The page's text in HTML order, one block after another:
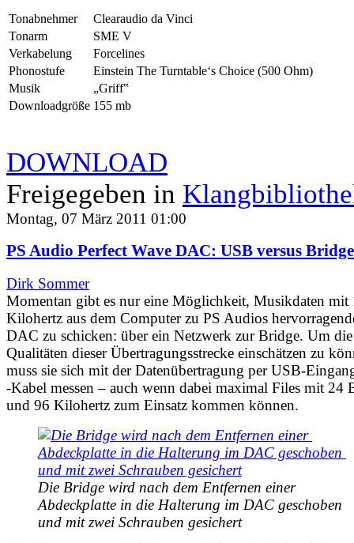
Tonabnehmer
Clearaudio da Vinci
Tonarm
SME V
Verkabelung
Forcelines
Phonostufe
Einstein The Turntable‘s Choice (500 Ohm)
Musik
„Griff‟
Downloadgröße 155 mb
DOWNLOAD
Freigegeben in
Montag, 07 März 2011 01:00
PS Audio Perfect Wave DAC: USB versus Bridge
Dirk Sommer
Momentan gibt es nur eine Möglichkeit, Musikdaten mit
Kilohertz aus dem Computer zu PS Audios
DAC zu schicken: über ein Netzwerk zur Bridge. Um die
Qualitäten dieser Übertragungsstrecke einschätzen zu
muss sie sich mit der Datenübertragung per USB-
-Kabel messen – auch wenn dabei maximal Files mit 24
und 96 Kilohertz zum Einsatz kommen können.
Die Bridge wird nach dem Entfernen einer
Abdeckplatte in die Halterung im DAC geschoben
und mit zwei Schrauben gesichert